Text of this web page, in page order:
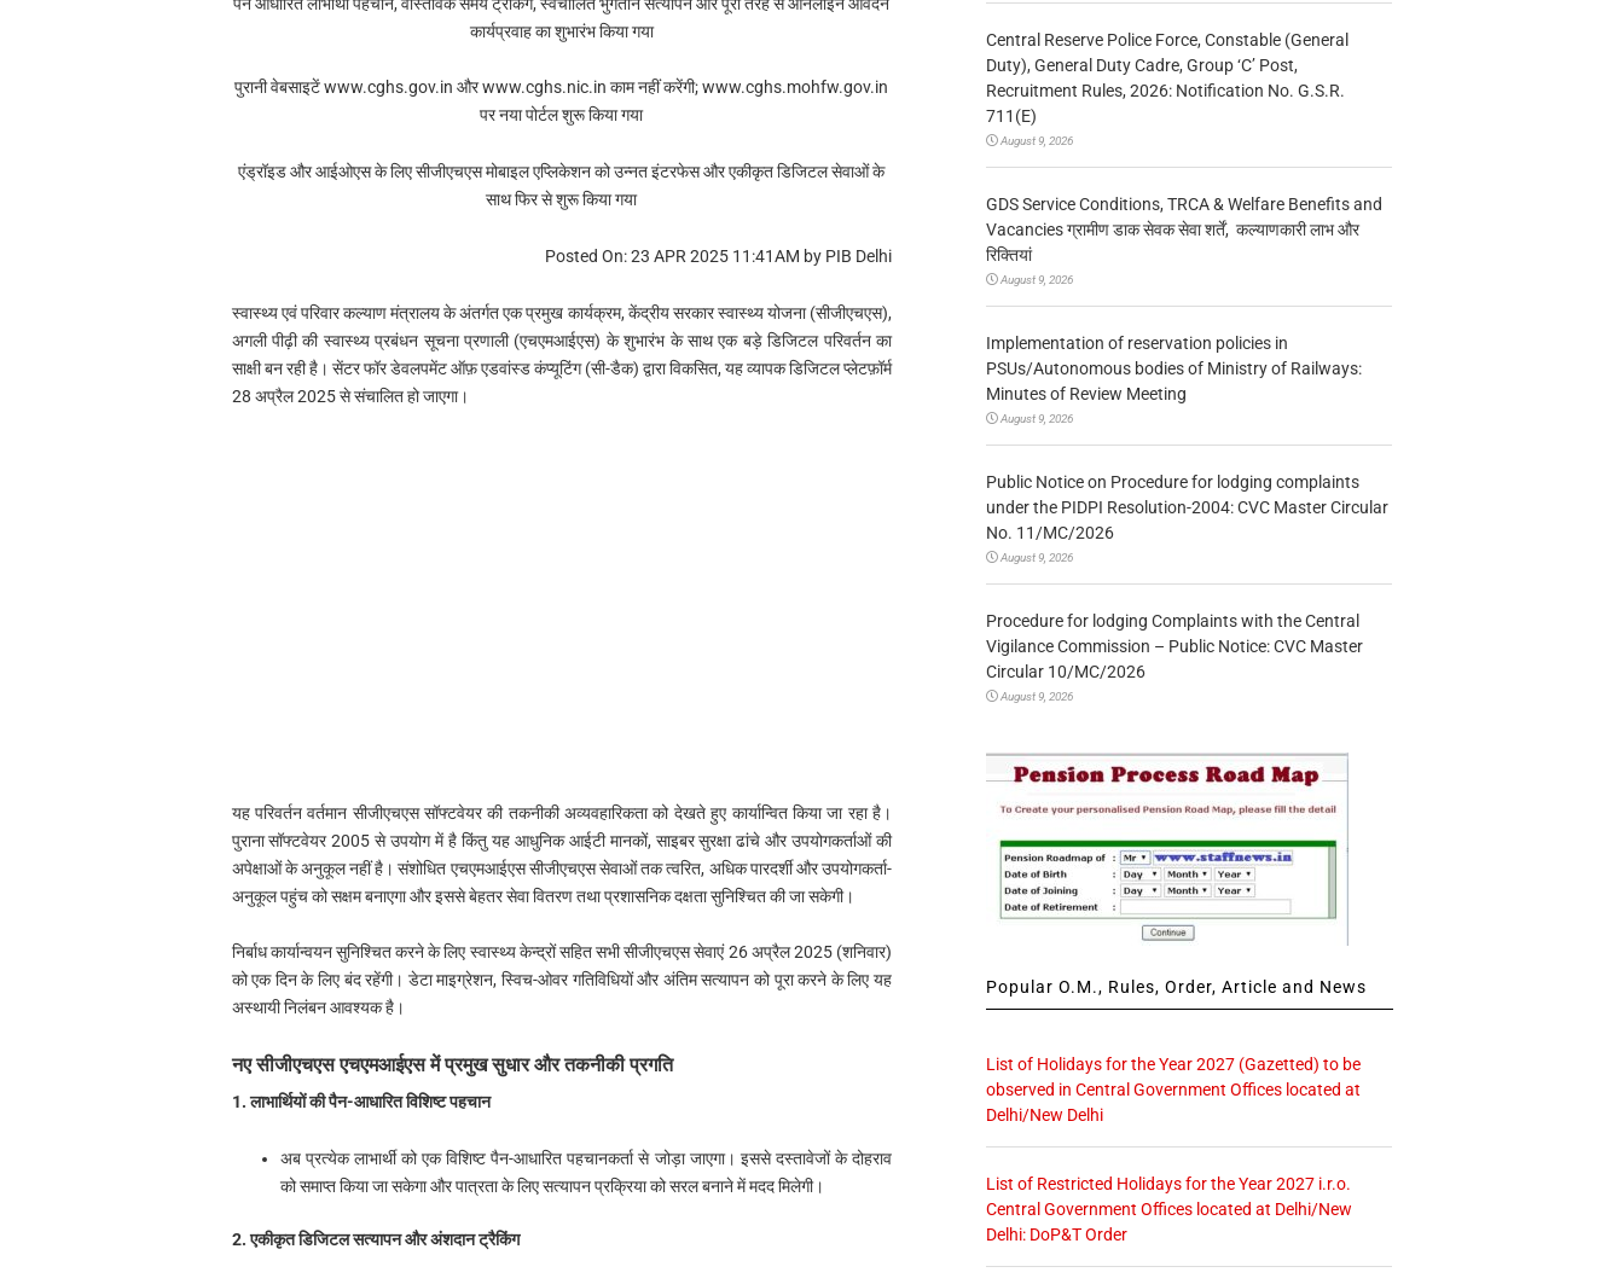
कार्यप्रवाह का शुभारंभ किया गया
पुरानी वेबसाइटें www.cghs.gov.in और www.cghs.nic.in काम नहीं करेंगी; www.cghs.mohfw.gov.in
पर नया पोर्टल शुरू किया गया
एंड्रॉइड और आईओएस के लिए सीजीएचएस मोबाइल एप्लिकेशन को उन्नत इंटरफेस और एकीकृत डिजिटल सेवाओं के
साथ फिर से शुरू किया गया
Posted On: 23 APR 2025 11:41AM by PIB Delhi
स्वास्थ्य एवं परिवार कल्याण मंत्रालय के अंतर्गत एक प्रमुख कार्यक्रम, केंद्रीय सरकार स्वास्थ्य योजना (सीजीएचएस),
अगली पीढ़ी की स्वास्थ्य प्रबंधन सूचना प्रणाली (एचएमआईएस) के शुभारंभ के साथ एक बड़े डिजिटल परिवर्तन का
साक्षी बन रही है। सेंटर फॉर डेवलपमेंट ऑफ़ एडवांस्ड कंप्यूटिंग (सी-डैक) द्वारा विकसित, यह व्यापक डिजिटल प्लेटफ़ॉर्म
28 अप्रैल 2025 से संचालित हो जाएगा।
यह परिवर्तन वर्तमान सीजीएचएस सॉफ्टवेयर की तकनीकी अव्यवहारिकता को देखते हुए कार्यान्वित किया जा रहा है।
पुराना सॉफ्टवेयर 2005 से उपयोग में है किंतु यह आधुनिक आईटी मानकों, साइबर सुरक्षा ढांचे और उपयोगकर्ताओं की
अपेक्षाओं के अनुकूल नहीं है। संशोधित एचएमआईएस सीजीएचएस सेवाओं तक त्वरित, अधिक पारदर्शी और उपयोगकर्ता-
अनुकूल पहुंच को सक्षम बनाएगा और इससे बेहतर सेवा वितरण तथा प्रशासनिक दक्षता सुनिश्चित की जा सकेगी।
निर्बाध कार्यान्वयन सुनिश्चित करने के लिए स्वास्थ्य केन्द्रों सहित सभी सीजीएचएस सेवाएं 26 अप्रैल 2025 (शनिवार)
को एक दिन के लिए बंद रहेंगी। डेटा माइग्रेशन, स्विच-ओवर गतिविधियों और अंतिम सत्यापन को पूरा करने के लिए यह
अस्थायी निलंबन आवश्यक है।
नए सीजीएचएस एचएमआईएस में प्रमुख सुधार और तकनीकी प्रगति
1. लाभार्थियों की पैन-आधारित विशिष्ट पहचान
अब प्रत्येक लाभार्थी को एक विशिष्ट पैन-आधारित पहचानकर्ता से जोड़ा जाएगा। इससे दस्तावेजों के दोहराव
को समाप्त किया जा सकेगा और पात्रता के लिए सत्यापन प्रक्रिया को सरल बनाने में मदद मिलेगी।
2. एकीकृत डिजिटल सत्यापन और अंशदान ट्रैकिंग
Central Reserve Police Force, Constable (General
Duty), General Duty Cadre, Group ‘C’ Post,
Recruitment Rules, 2026: Notification No. G.S.R.
711(E)
August 9, 2026
GDS Service Conditions, TRCA & Welfare Benefits and
Vacancies ग्रामीण डाक सेवक सेवा शर्तें, कल्याणकारी लाभ और
रिक्तियां
August 9, 2026
Implementation of reservation policies in
PSUs/Autonomous bodies of Ministry of Railways:
Minutes of Review Meeting
August 9, 2026
Public Notice on Procedure for lodging complaints
under the PIDPI Resolution-2004: CVC Master Circular
No. 11/MC/2026
August 9, 2026
Procedure for lodging Complaints with the Central
Vigilance Commission – Public Notice: CVC Master
Circular 10/MC/2026
August 9, 2026
Popular O.M., Rules, Order, Article and News
List of Holidays for the Year 2027 (Gazetted) to be
observed in Central Government Offices located at
Delhi/New Delhi
List of Restricted Holidays for the Year 2027 i.r.o.
Central Government Offices located at Delhi/New
Delhi: DoP&T Order